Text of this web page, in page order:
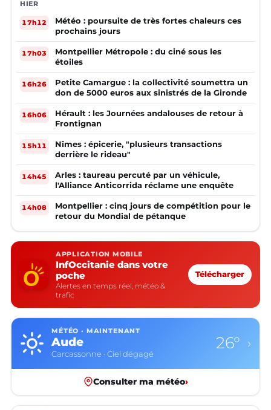
HIER
17h12
Météo : poursuite de très fortes chaleurs ces
prochains jours
17h03
Montpellier Métropole : du ciné sous les
étoiles
16h26
Petite Camargue : la collectivité soumettra un
don de 5000 euros aux sinistrés de la Gironde
16h06
Hérault : les Journées andalouses de retour à
Frontignan
15h11
Nîmes : épicerie, "plusieurs transactions
derrière le rideau"
14h45
Arles : taureau percuté par un véhicule,
l'Alliance Anticorrida réclame une enquête
14h08
Montpellier : cinq jours de compétition pour le
retour du Mondial de pétanque
APPLICATION MOBILE
InfOccitanie dans votre
poche
Alertes en temps réel, météo &
trafic
Télécharger
MÉTÉO · MAINTENANT
Aude
Carcassonne · Ciel dégagé
26° ›
Consulter ma météo›